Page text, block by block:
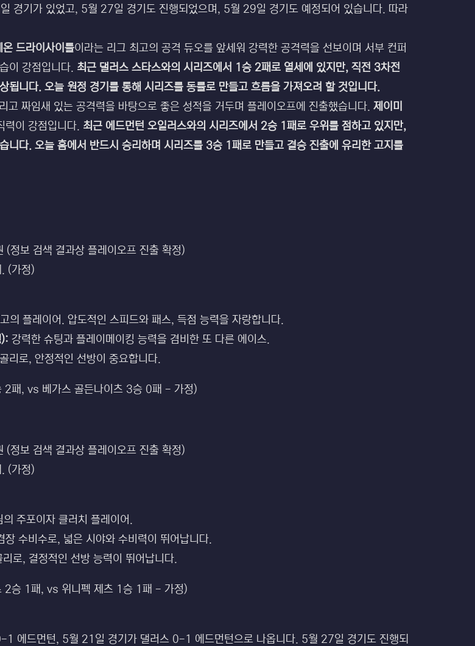
경기가 있었고, 5월 27일 경기도 진행되었으며, 5월 29일 경기도 예정되어 있습니다. 따라
온 드라이사이틀이라는 리그 최고의 공격 듀오를 앞세워 강력한 공격력을 선보이며 서부 컨퍼
이 강점입니다. 최근 댈러스 스타스와의 시리즈에서 1승 2패로 열세에 있지만, 직전 3차전
됩니다. 오늘 원정 경기를 통해 시리즈를 동률로 만들고 흐름을 가져오려 할 것입니다.
고 짜임새 있는 공격력을 바탕으로 좋은 성적을 거두며 플레이오프에 진출했습니다. 제이미
력이 강점입니다. 최근 에드먼턴 오일러스와의 시리즈에서 2승 1패로 우위를 점하고 있지만,
니다. 오늘 홈에서 반드시 승리하며 시리즈를 3승 1패로 만들고 결승 진출에 유리한 고지를
(정보 검색 결과상 플레이오프 진출 확정)
(가정)
의 플레이어. 압도적인 스피드와 패스, 득점 능력을 자랑합니다.
강력한 슈팅과 플레이메이킹 능력을 겸비한 또 다른 에이스.
리로, 안정적인 선방이 중요합니다.
패, vs 베가스 골든나이츠 3승 0패 - 가정)
(정보 검색 결과상 플레이오프 진출 확정)
(가정)
의 주포이자 클러치 플레이어.
장 수비수로, 넓은 시야와 수비력이 뛰어납니다.
리로, 결정적인 선방 능력이 뛰어납니다.
2승 1패, vs 위니펙 제츠 1승 1패 - 가정)
에드먼턴, 5월 21일 경기가 댈러스 0-1 에드먼턴으로 나옵니다. 5월 27일 경기도 진행되